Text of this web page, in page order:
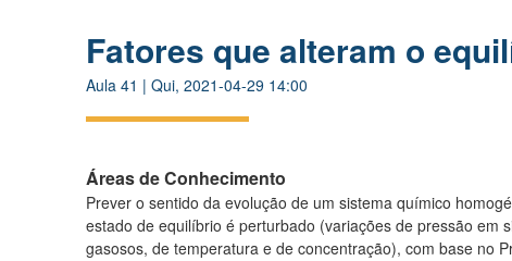
Fatores que alteram o
Aula 41 | Qui, 2021-04-29 14:00
Áreas de Conhecimento
Prever o sentido da evolução de um sistema químico
estado de equilíbrio é perturbado (variações de pressão em
gasosos, de temperatura e de concentração), com base no